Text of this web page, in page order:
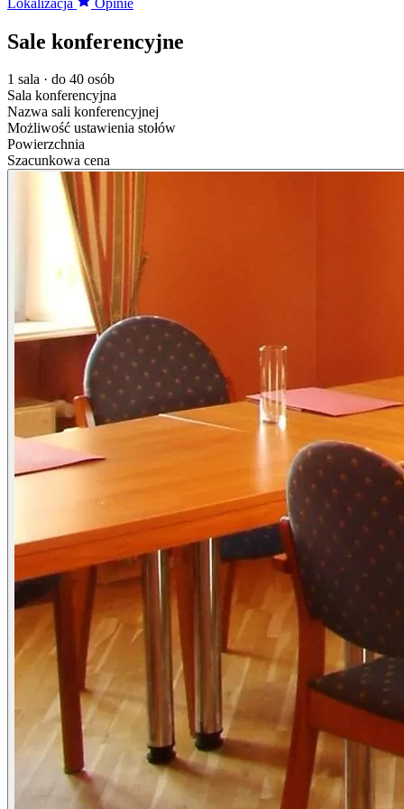
Sale konferencyjne
1 sala · do 40 osób
Sala konferencyjna
Nazwa sali konferencyjnej
Możliwość ustawienia stołów
Powierzchnia
Szacunkowa cena